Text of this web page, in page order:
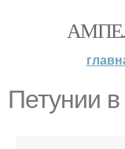
Петунии